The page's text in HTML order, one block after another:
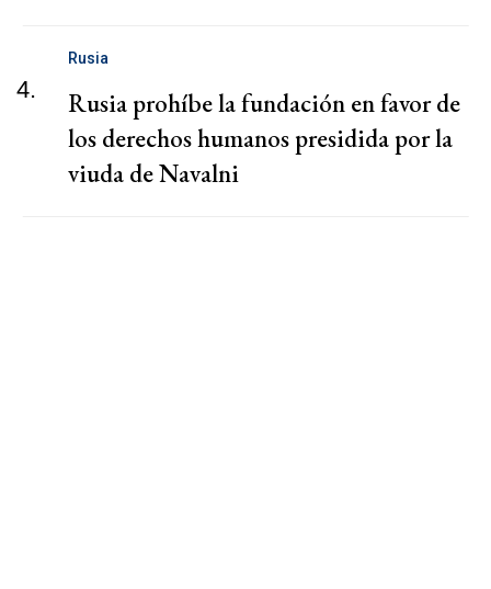
4.
Rusia
Rusia prohíbe la fundación en favor de
los derechos humanos presidida por la
viuda de Navalni